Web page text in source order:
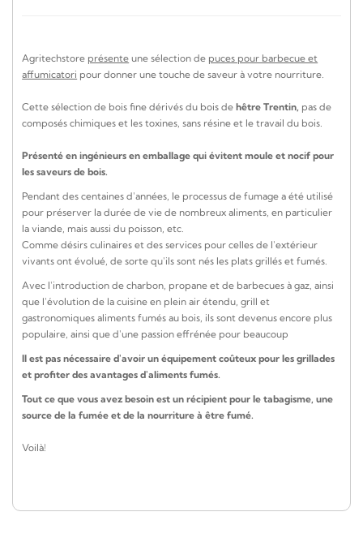
Agritechstore présente une sélection de puces pour barbecue et
affumicatori pour donner une touche de saveur à votre nourriture.
Cette sélection de bois fine dérivés du bois dehêtre Trentin, pas de
composés chimiques et les toxines, sans résine et le travail du bois.
Présenté en ingénieurs en emballage qui évitent moule et nocif pour
les saveurs de bois.
Pendant des centaines d'années, le processus de fumage a été utilisé
pour préserver la durée de vie de nombreux aliments, en particulier
la viande, mais aussi du poisson, etc.
Comme désirs culinaires et des services pour celles de l'extérieur
vivants ont évolué, de sorte qu'ils sont nés les plats grillés et fumés.
Avec l'introduction de charbon, propane et de barbecues à gaz, ainsi
que l'évolution de la cuisine en plein air étendu, grill et
gastronomiques aliments fumés au bois, ils sont devenus encore plus
populaire, ainsi que d'une passion effrénée pour beaucoup
Il est pas nécessaire d'avoir un équipement coûteux pour les grillades
et profiter des avantages d'aliments fumés.
Tout ce que vous avez besoin est un récipient pour le tabagisme, une
source de la fumée et de la nourriture à être fumé.
Voilà!